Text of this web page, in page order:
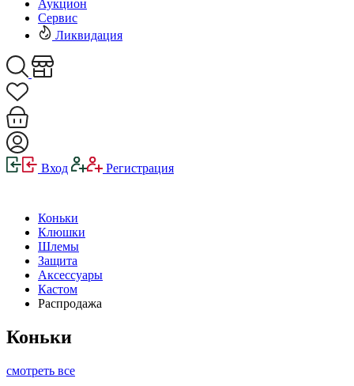
Аукцион
Сервис
Ликвидация
Вход Регистрация
Коньки
Клюшки
Шлемы
Защита
Аксессуары
Кастом
Распродажа
Коньки
смотреть все